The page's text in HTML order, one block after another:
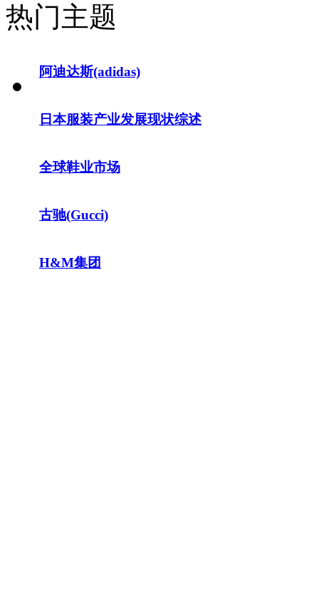
热门主题
阿迪达斯(adidas)
日本服装产业发展现状综述
全球鞋业市场
古驰(Gucci)
H&M集团